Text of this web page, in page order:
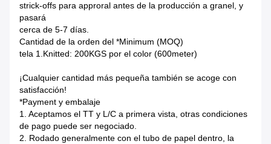
strick-offs para approral antes de la producción a granel, y
pasará
cerca de 5-7 días.
Cantidad de la orden del *Minimum (MOQ)
tela 1.Knitted: 200KGS por el color (600meter)
¡Cualquier cantidad más pequeña también se acoge con
satisfacción!
*Payment y embalaje
1. Aceptamos el TT y L/C a primera vista, otras condiciones
de pago puede ser negociado.
2. Rodado generalmente con el tubo de papel dentro, la